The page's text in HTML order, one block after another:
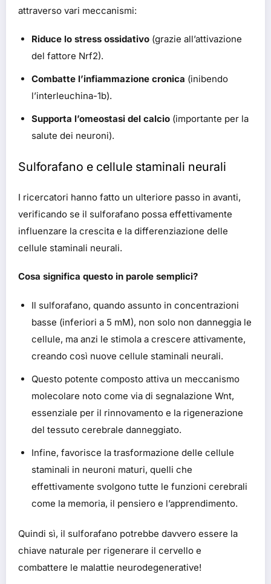
attraverso vari meccanismi:
Riduce lo stress ossidativo (grazie all’attivazione
del fattore Nrf2).
Combatte l’infiammazione cronica (inibendo
l’interleuchina-1b).
Supporta l’omeostasi del calcio (importante per la
salute dei neuroni).
Sulforafano e cellule staminali neurali
I ricercatori hanno fatto un ulteriore passo in avanti,
verificando se il sulforafano possa effettivamente
influenzare la crescita e la differenziazione delle
cellule staminali neurali.
Cosa significa questo in parole semplici?
Il sulforafano, quando assunto in concentrazioni
basse (inferiori a 5 mM), non solo non danneggia le
cellule, ma anzi le stimola a crescere attivamente,
creando così nuove cellule staminali neurali.
Questo potente composto attiva un meccanismo
molecolare noto come via di segnalazione Wnt,
essenziale per il rinnovamento e la rigenerazione
del tessuto cerebrale danneggiato.
Infine, favorisce la trasformazione delle cellule
staminali in neuroni maturi, quelli che
effettivamente svolgono tutte le funzioni cerebrali
come la memoria, il pensiero e l’apprendimento.
Quindi sì, il sulforafano potrebbe davvero essere la
chiave naturale per rigenerare il cervello e
combattere le malattie neurodegenerative!